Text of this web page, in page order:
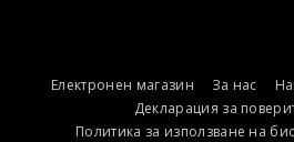
Електронен магазин За нас
Декларация за
Политика за използване на